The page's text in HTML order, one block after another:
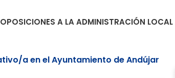
OPOSICIONES A LA ADMINISTRACIÓN LOCAL
a en el Ayuntamiento de Andújar